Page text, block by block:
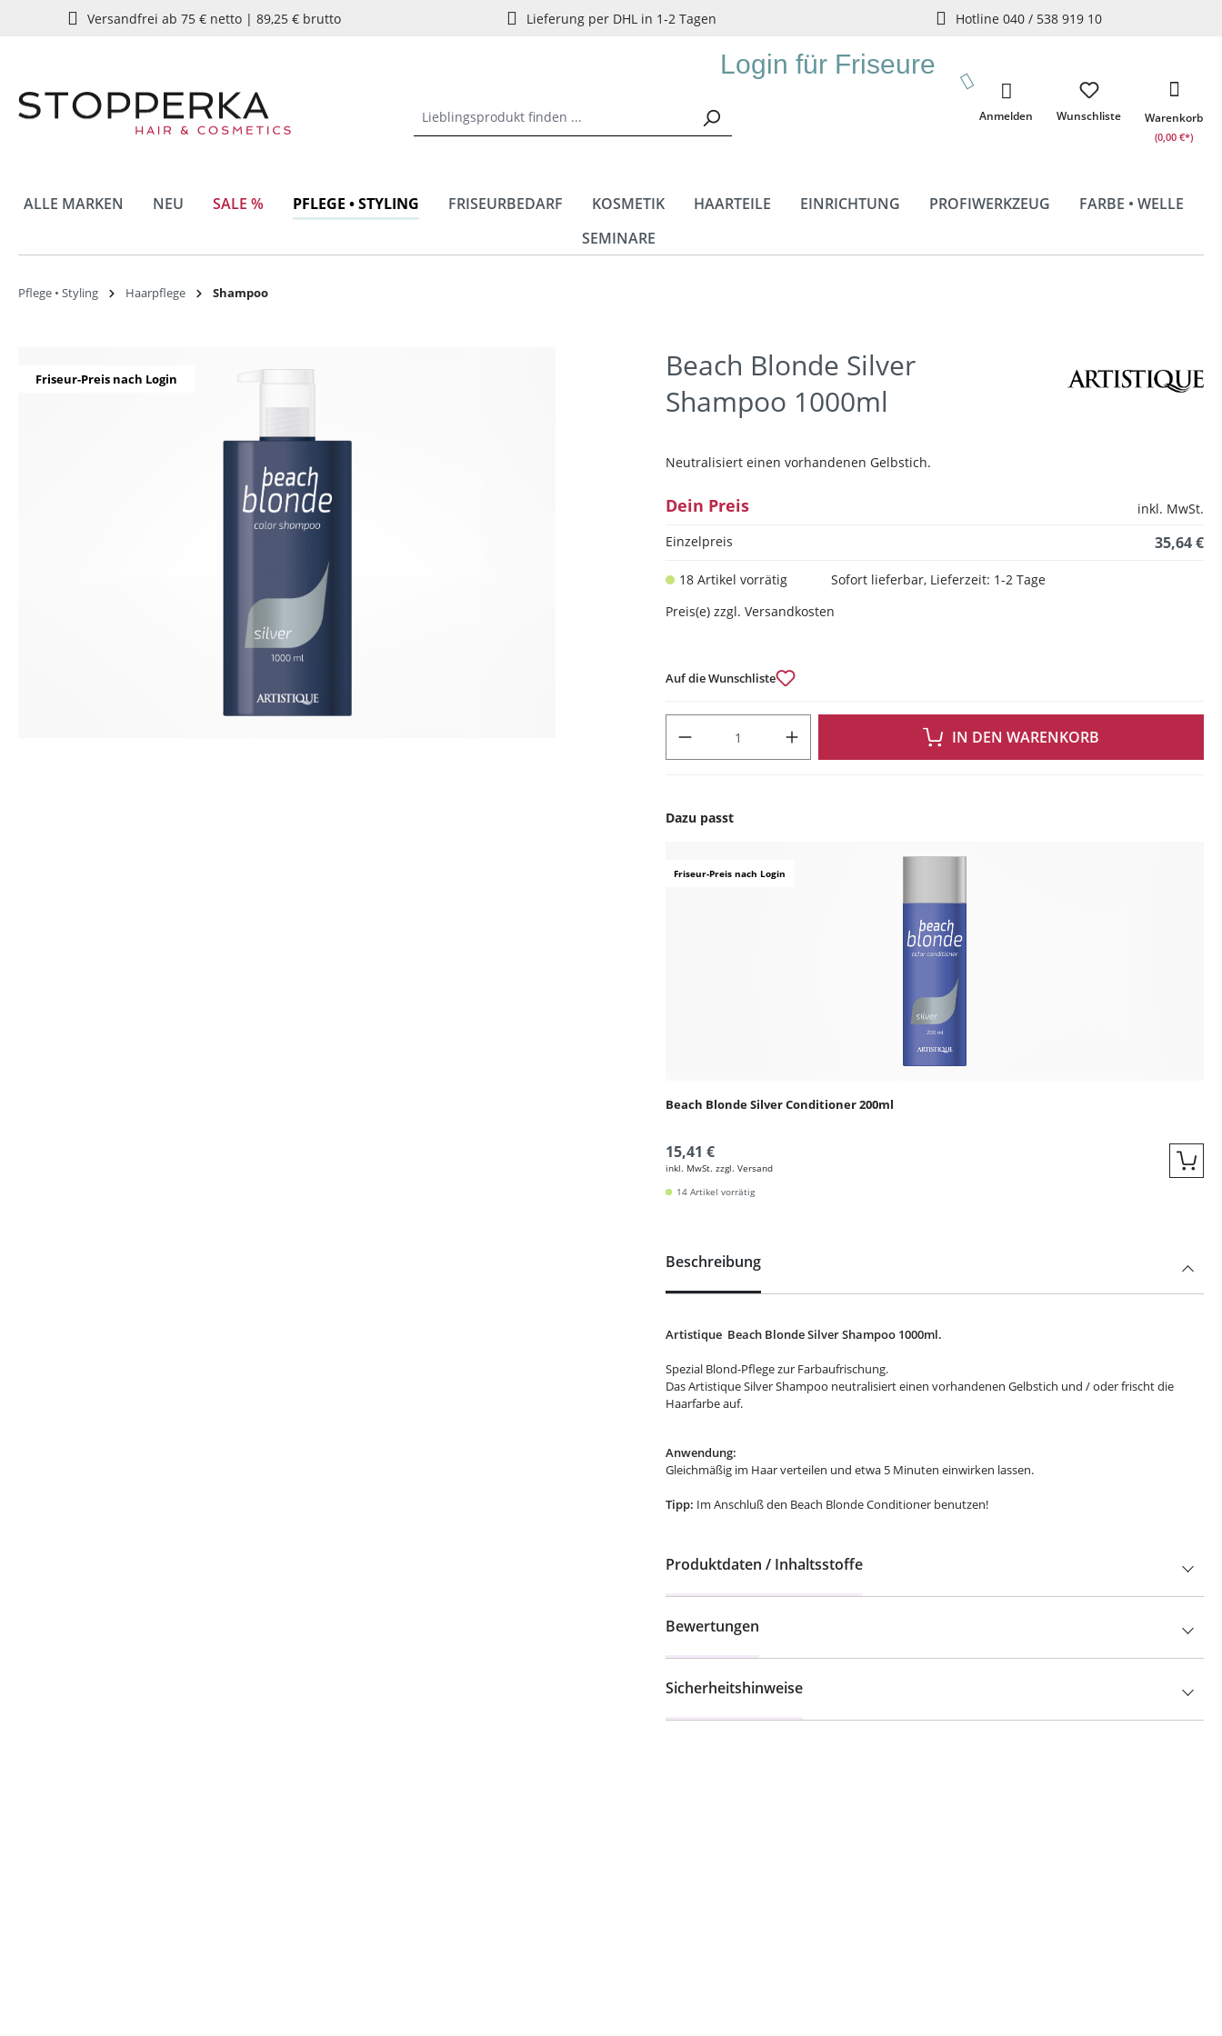
Zur Hauptnavigation springen
Versandfrei ab 75 € netto | 89,25 € brutto Lieferung per DHL in 1-2 Tagen Hotline 040 / 538 919 10
Login für Friseure
Wunschliste
Anmelden Warenkorb
(0,00 €*)
ALLE MARKEN NEU SALE % PFLEGE • STYLING FRISEURBEDARF KOSMETIK HAARTEILE EINRICHTUNG PROFIWERKZEUG
FARBE • WELLE
SEMINARE
Pflege • Styling Haarpflege Shampoo
Friseur-Preis nach Login
Beach Blonde Silver
Shampoo 1000ml
Neutralisiert einen vorhandenen Gelbstich.
Dein Preis
inkl. MwSt.
Einzelpreis
35,64 €
18 Artikel vorrätig
Sofort lieferbar, Lieferzeit: 1-2 Tage
Preis(e) zzgl. Versandkosten
Auf die Wunschliste
IN DEN WARENKORB
Dazu passt
Friseur-Preis nach Login
Beach Blonde Silver Conditioner 200ml
15,41 €
inkl. MwSt. zzgl. Versand
14 Artikel vorrätig
Beschreibung
Artistique Beach Blonde Silver Shampoo 1000ml.
Spezial Blond-Pflege zur Farbaufrischung.
Das Artistique Silver Shampoo neutralisiert einen vorhandenen Gelbstich und / oder frischt die
Haarfarbe auf.
Anwendung:
Gleichmäßig im Haar verteilen und etwa 5 Minuten einwirken lassen.
Tipp: Im Anschluß den Beach Blonde Conditioner benutzen!
Produktdaten / Inhaltsstoffe
Bewertungen
Sicherheitshinweise